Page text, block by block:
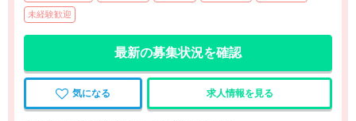
未経験歓迎
最新の募集状況を確認
気になる 求人情報を見る